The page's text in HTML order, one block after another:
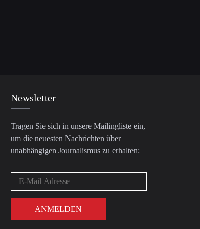
Newsletter
Tragen Sie sich in unsere Mailingliste ein,
um die neuesten Nachrichten über
unabhängigen Journalismus zu erhalten: